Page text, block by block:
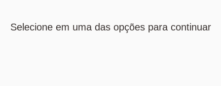
Selecione em uma das opções para continuar